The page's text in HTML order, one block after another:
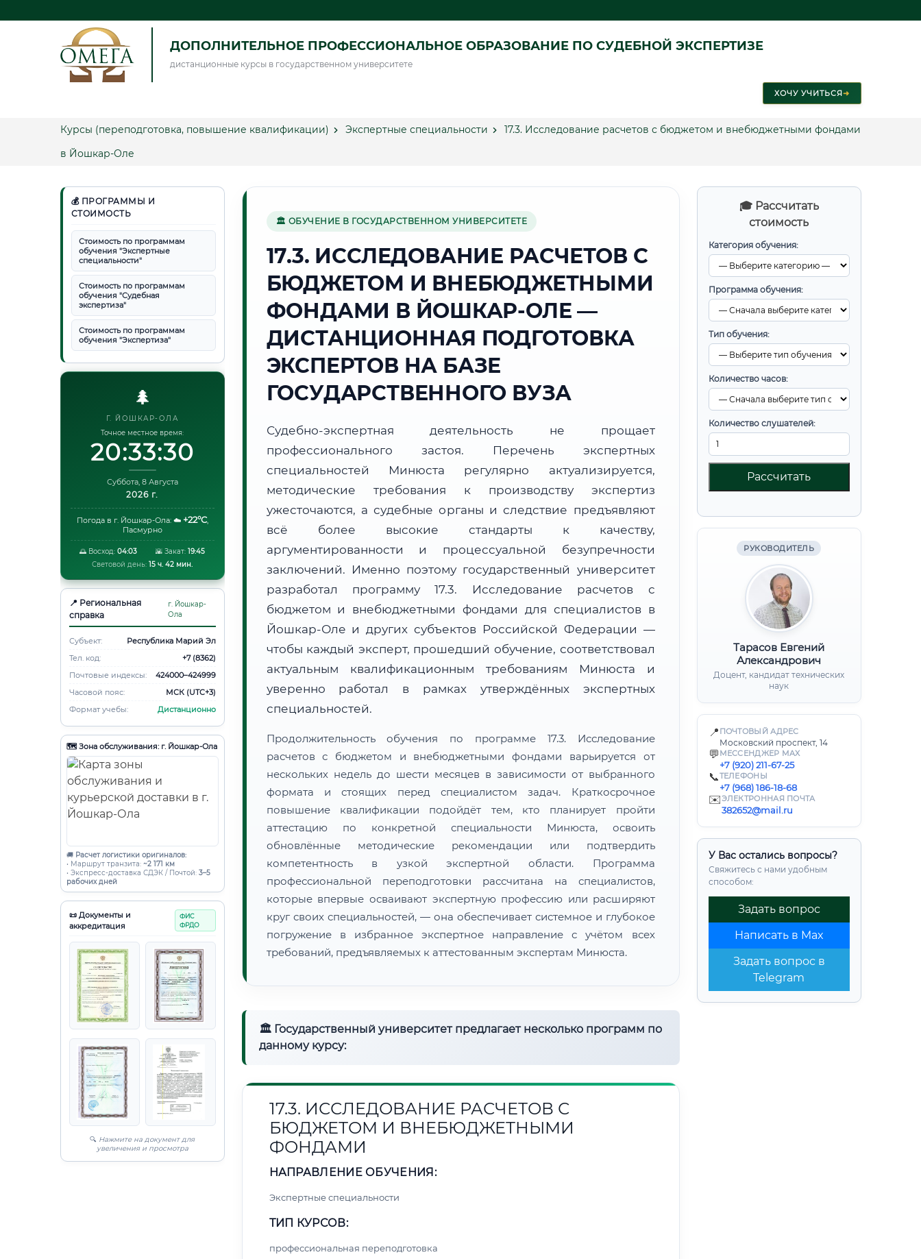
ДОПОЛНИТЕЛЬНОЕ ПРОФЕССИОНАЛЬНОЕ ОБРАЗОВАНИЕ ПО СУДЕБНОЙ ЭКСПЕРТИЗЕ
дистанционные курсы в государственном университете
ХОЧУ УЧИТЬСЯ➜
Курсы (переподготовка, повышение квалификации) Экспертные специальности
17.3. Исследование расчетов с бюджетом и внебюджетными фондами
в Йошкар-Оле
💰 ПРОГРАММЫ И
СТОИМОСТЬ
Стоимость по программам
обучения "Экспертные
специальности"
Стоимость по программам
обучения "Судебная
экспертиза"
Стоимость по программам
обучения "Экспертиза"
🌲
Г. ЙОШКАР-ОЛА
Точное местное время:
20:33:31
Суббота, 8 Августа
2026 г.
Погода в г. Йошкар-Ола: ☁️ +22°C,
Пасмурно
🌅 Восход: 04:03 🌇 Закат: 19:45
Световой день: 15 ч. 42 мин.
📍 Региональная
справка
г. Йошкар-
Ола
Субъект:
Республика Марий Эл
Тел. код:
+7 (8362)
Почтовые индексы:
424000–424999
Часовой пояс:
МСК (UTC+3)
Формат учебы:
Дистанционно
🗺️ Зона обслуживания: г. Йошкар-Ола
🚚 Расчет логистики оригиналов:
• Маршрут транзита: ~2 171 км
• Экспресс-доставка СДЭК / Почтой: 3–5
рабочих дней
📜 Документы и
аккредитация
ФИС
ФРДО
🔍 Нажмите на документ для
увеличения и просмотра
🎓 Рассчитать
стоимость
Категория обучения:
Программа обучения:
Тип обучения:
Количество часов:
Количество слушателей:
Рассчитать
РУКОВОДИТЕЛЬ
Тарасов Евгений
Александрович
Доцент, кандидат технических
наук
📍 ПОЧТОВЫЙ АДРЕС
Московский проспект, 14
💬 МЕССЕНДЖЕР MAX
+7 (920) 211-67-25
📞ТЕЛЕФОНЫ
+7 (968) 186-18-68
✉️ЭЛЕКТРОННАЯ ПОЧТА
382652@mail.ru
У Вас остались вопросы?
Свяжитесь с нами удобным
способом:
Задать вопрос
Написать в Max
Задать вопрос в
Telegram
🏛 ОБУЧЕНИЕ В ГОСУДАРСТВЕННОМ УНИВЕРСИТЕТЕ
17.3. ИССЛЕДОВАНИЕ РАСЧЕТОВ С
БЮДЖЕТОМ И ВНЕБЮДЖЕТНЫМИ
ФОНДАМИ В ЙОШКАР-ОЛЕ —
ДИСТАНЦИОННАЯ ПОДГОТОВКА
ЭКСПЕРТОВ НА БАЗЕ
ГОСУДАРСТВЕННОГО ВУЗА
Судебно-экспертная деятельность не прощает
профессионального застоя. Перечень экспертных
специальностей Минюста регулярно актуализируется,
методические требования к производству экспертиз
ужесточаются, а судебные органы и следствие предъявляют
всё более высокие стандарты к качеству,
аргументированности и процессуальной безупречности
заключений. Именно поэтому государственный университет
разработал программу 17.3. Исследование расчетов с
бюджетом и внебюджетными фондами для специалистов в
Йошкар-Оле и других субъектов Российской Федерации —
чтобы каждый эксперт, прошедший обучение, соответствовал
актуальным квалификационным требованиям Минюста и
уверенно работал в рамках утверждённых экспертных
специальностей.
Продолжительность обучения по программе 17.3. Исследование
расчетов с бюджетом и внебюджетными фондами варьируется от
нескольких недель до шести месяцев в зависимости от выбранного
формата и стоящих перед специалистом задач. Краткосрочное
повышение квалификации подойдёт тем, кто планирует пройти
аттестацию по конкретной специальности Минюста, освоить
обновлённые методические рекомендации или подтвердить
компетентность в узкой экспертной области. Программа
профессиональной переподготовки рассчитана на специалистов,
которые впервые осваивают экспертную профессию или расширяют
круг своих специальностей, — она обеспечивает системное и глубокое
погружение в избранное экспертное направление с учётом всех
требований, предъявляемых к аттестованным экспертам Минюста.
🏛 Государственный университет предлагает несколько программ по
данному курсу:
17.3. ИССЛЕДОВАНИЕ РАСЧЕТОВ С
БЮДЖЕТОМ И ВНЕБЮДЖЕТНЫМИ
ФОНДАМИ
НАПРАВЛЕНИЕ ОБУЧЕНИЯ:
Экспертные специальности
ТИП КУРСОВ:
профессиональная переподготовка